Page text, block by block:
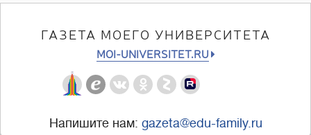
ГАЗЕТА МОЕГО УНИВЕРСИТЕТА
MOI-UNIVERSITET.RU
Напишите нам: gazeta@edu-family.ru